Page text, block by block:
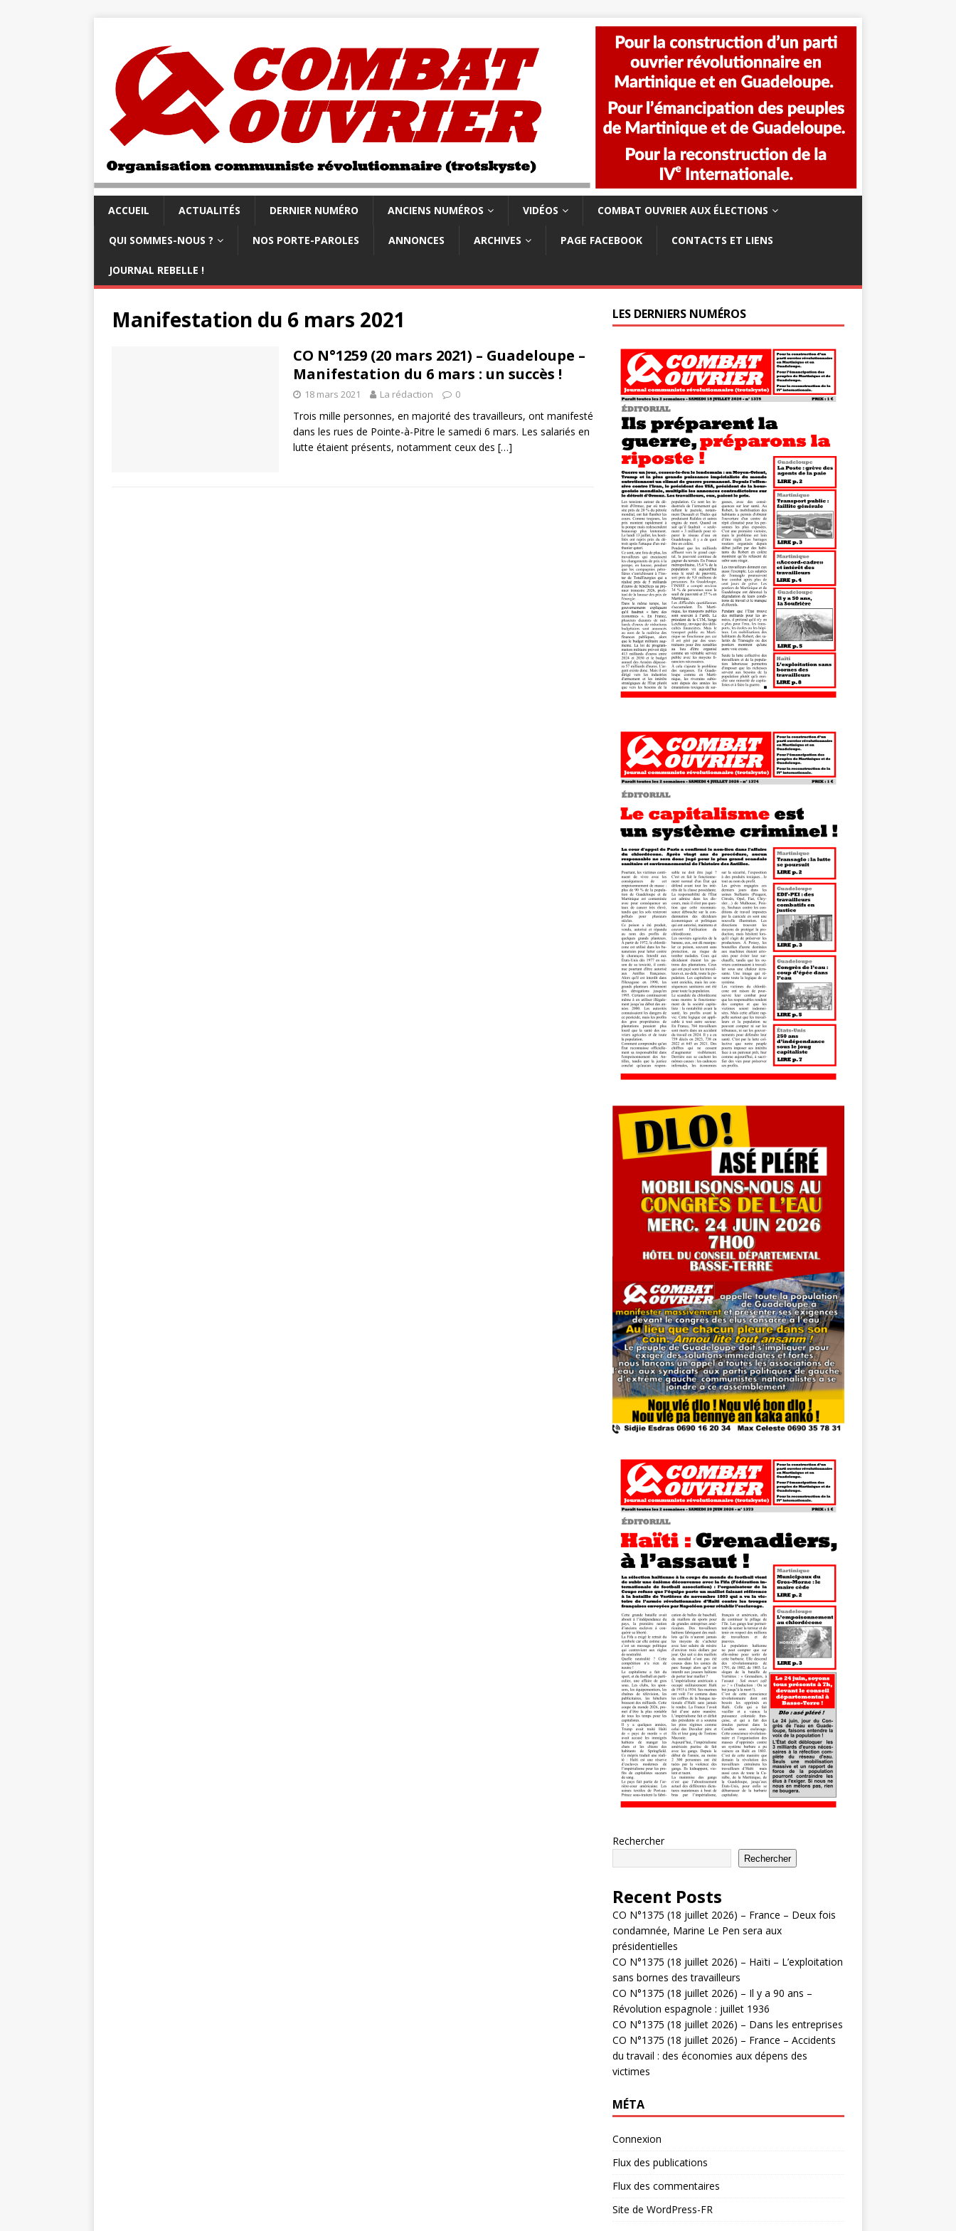
ACCUEIL ACTUALITÉS DERNIER NUMÉRO ANCIENS NUMÉROS VIDÉOS COMBAT OUVRIER AUX ÉLECTIONS
QUI SOMMES-NOUS ? NOS PORTE-PAROLES ANNONCES ARCHIVES PAGE FACEBOOK CONTACTS ET LIENS
JOURNAL REBELLE !
Manifestation du 6 mars 2021
CO N°1259 (20 mars 2021) – Guadeloupe –
Manifestation du 6 mars : un succès !
18 mars 2021 La rédaction 0
Trois mille personnes, en majorité des travailleurs, ont manifesté
dans les rues de Pointe-à-Pitre le samedi 6 mars. Les salariés en
lutte étaient présents, notamment ceux des […]
LES DERNIERS NUMÉROS
Rechercher
Rechercher
Recent Posts
CO N°1375 (18 juillet 2026) – France – Deux fois
condamnée, Marine Le Pen sera aux
présidentielles
CO N°1375 (18 juillet 2026) – Haïti – L’exploitation
sans bornes des travailleurs
CO N°1375 (18 juillet 2026) – Il y a 90 ans –
Révolution espagnole : juillet 1936
CO N°1375 (18 juillet 2026) – Dans les entreprises
CO N°1375 (18 juillet 2026) – France – Accidents
du travail : des économies aux dépens des
victimes
MÉTA
Connexion
Flux des publications
Flux des commentaires
Site de WordPress-FR